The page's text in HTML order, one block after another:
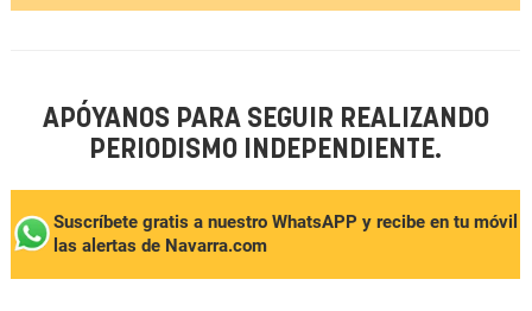
APÓYANOS PARA SEGUIR REALIZANDO
PERIODISMO INDEPENDIENTE.
Suscríbete gratis a nuestro WhatsAPP y recibe en tu móvil
las alertas de Navarra.com